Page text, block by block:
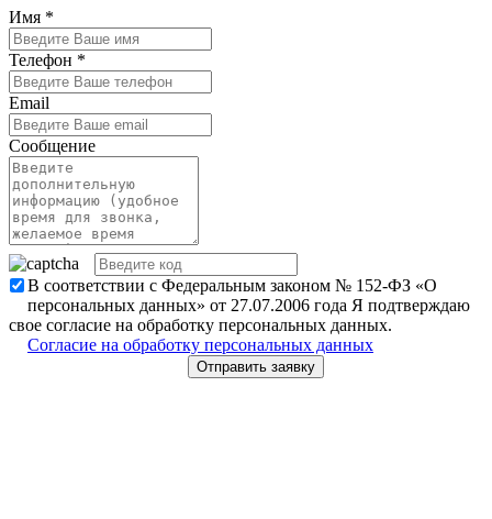
Имя *
Телефон *
Email
Сообщение
В соответствии с Федеральным законом № 152-ФЗ «О
персональных данных» от 27.07.2006 года Я подтверждаю
свое согласие на обработку персональных данных.
Согласие на обработку персональных данных